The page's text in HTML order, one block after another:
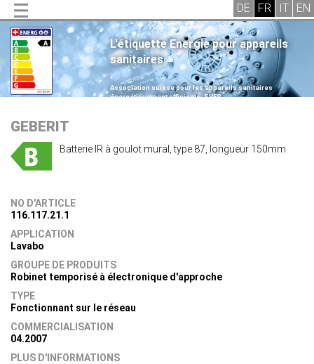
L'étiquette Energie pour appareils
sanitaires
.
Association suisse pour les appareils sanitaires
énergétiquement efficients, SVES
GEBERIT
Batterie IR à goulot mural, type 87, longueur 150mm
NO D'ARTICLE
116.117.21.1
APPLICATION
Lavabo
GROUPE DE PRODUITS
Robinet temporisé à électronique d'approche
TYPE
Fonctionnant sur le réseau
COMMERCIALISATION
04.2007
PLUS D'INFORMATIONS